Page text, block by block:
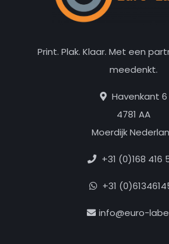
Print. Plak. Klaar. Met een
meedenkt.
Havenkant 6
4781 AA
Moerdijk
+31 (0)168 416
+31
info@euro-